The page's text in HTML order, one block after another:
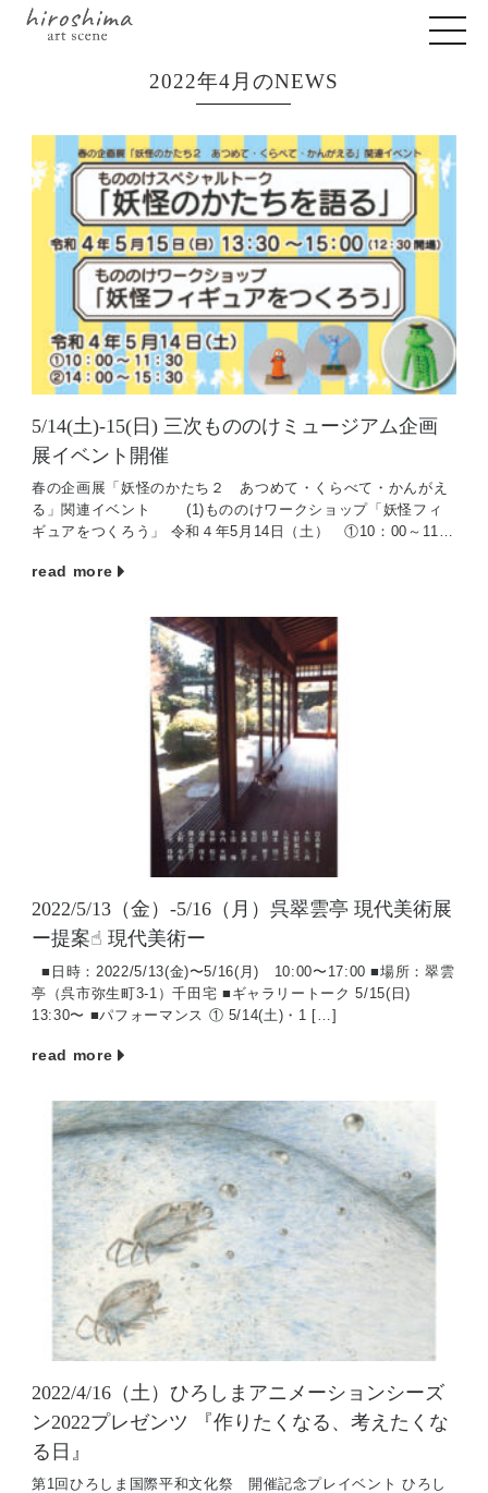
2022年4月のNEWS
5/14(土)-15(日) 三次もののけミュージアム企画
展イベント開催
春の企画展「妖怪のかたち２ あつめて・くらべて・かんがえ
る」関連イベント (1)もののけワークショップ「妖怪フィ
ギュアをつくろう」 令和４年5月14日（土） ①10：00～11：
read more
2022/5/13（金）-5/16（月）呉翠雲亭 現代美術展
ー提案☝︎ 現代美術ー
■日時：2022/5/13(金)〜5/16(月) 10:00〜17:00 ■場所：翠雲
亭（呉市弥生町3-1）千田宅 ■ギャラリートーク 5/15(日)
13:30〜 ■パフォーマンス ① 5/14(土)・1 […]
read more
2022/4/16（土）ひろしまアニメーションシーズ
ン2022プレゼンツ 『作りたくなる、考えたくな
る日』
第1回ひろしま国際平和文化祭 開催記念プレイベント ひろし